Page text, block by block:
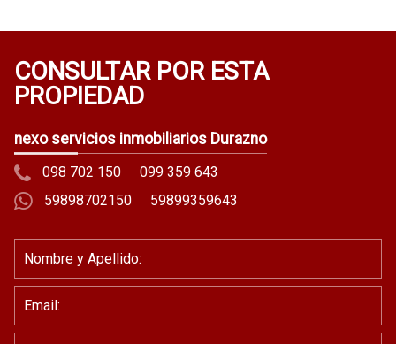
CONSULTAR POR ESTA
PROPIEDAD
nexo servicios inmobiliarios Durazno
098 702 150
099 359 643
59898702150
59899359643